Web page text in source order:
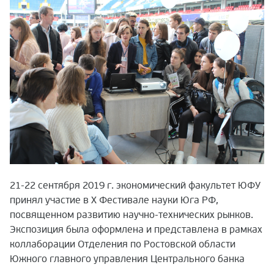
21-22 сентября 2019 г. экономический факультет ЮФУ
принял участие в X Фестивале науки Юга РФ,
посвященном развитию научно-технических рынков.
Экспозиция была оформлена и представлена в рамках
коллаборации Отделения по Ростовской области
Южного главного управления Центрального банка